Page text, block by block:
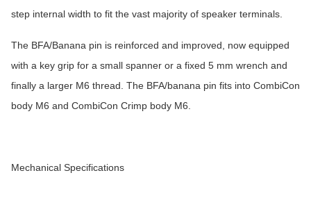
step internal width to fit the vast majority of speaker terminals.
The BFA/Banana pin is reinforced and improved, now equipped
with a key grip for a small spanner or a fixed 5 mm wrench and
finally a larger M6 thread. The BFA/banana pin fits into CombiCon
body M6 and CombiCon Crimp body M6.
Mechanical Specifications